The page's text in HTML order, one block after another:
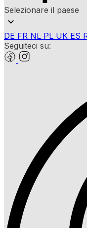
Selezionare il paese
DE FR NL PL UK ES
Seguiteci su: